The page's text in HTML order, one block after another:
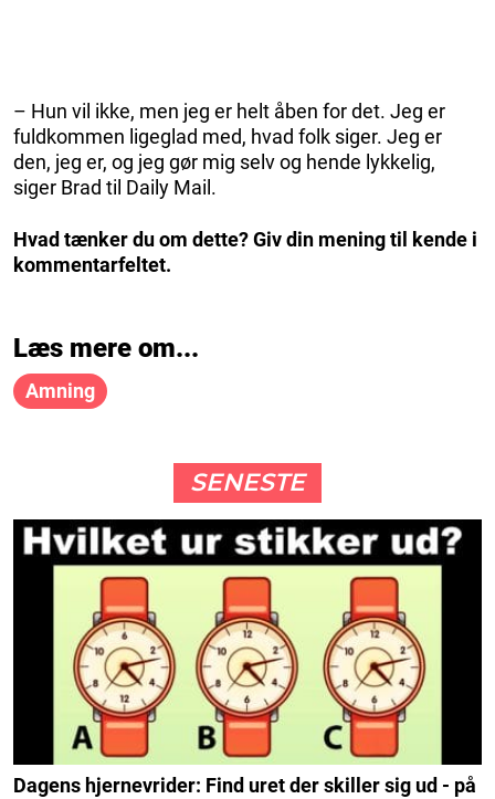
– Hun vil ikke, men jeg er helt åben for det. Jeg er
fuldkommen ligeglad med, hvad folk siger. Jeg er
den, jeg er, og jeg gør mig selv og hende lykkelig,
siger Brad til Daily Mail.
Hvad tænker du om dette? Giv din mening til kende i
kommentarfeltet.
Læs mere om...
Amning
SENESTE
Dagens hjernevrider: Find uret der skiller sig ud - på